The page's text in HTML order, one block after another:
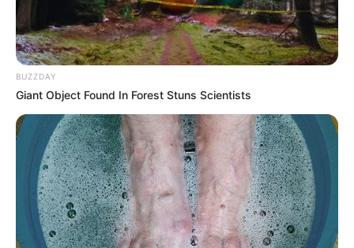
BUZZDAY
Giant Object Found In Forest Stuns Scientists